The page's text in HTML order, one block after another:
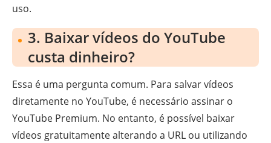
uso.
3. Baixar vídeos do YouTube
custa dinheiro?
Essa é uma pergunta comum. Para salvar vídeos
diretamente no YouTube, é necessário assinar o
YouTube Premium. No entanto, é possível baixar
vídeos gratuitamente alterando a URL ou utilizando